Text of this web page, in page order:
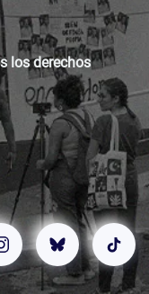
los derechos